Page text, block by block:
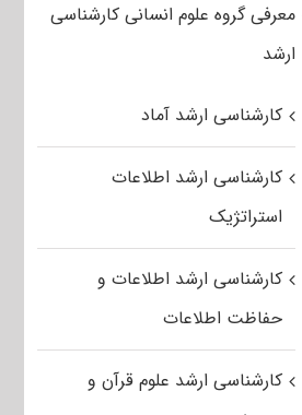
معرفی گروه علوم انسانی کارشناسی
ارشد
کارشناسی ارشد آماد
کارشناسی ارشد اطلاعات
استراتژیک
کارشناسی ارشد اطلاعات و
حفاظت اطلاعات
کارشناسی ارشد علوم قرآن و